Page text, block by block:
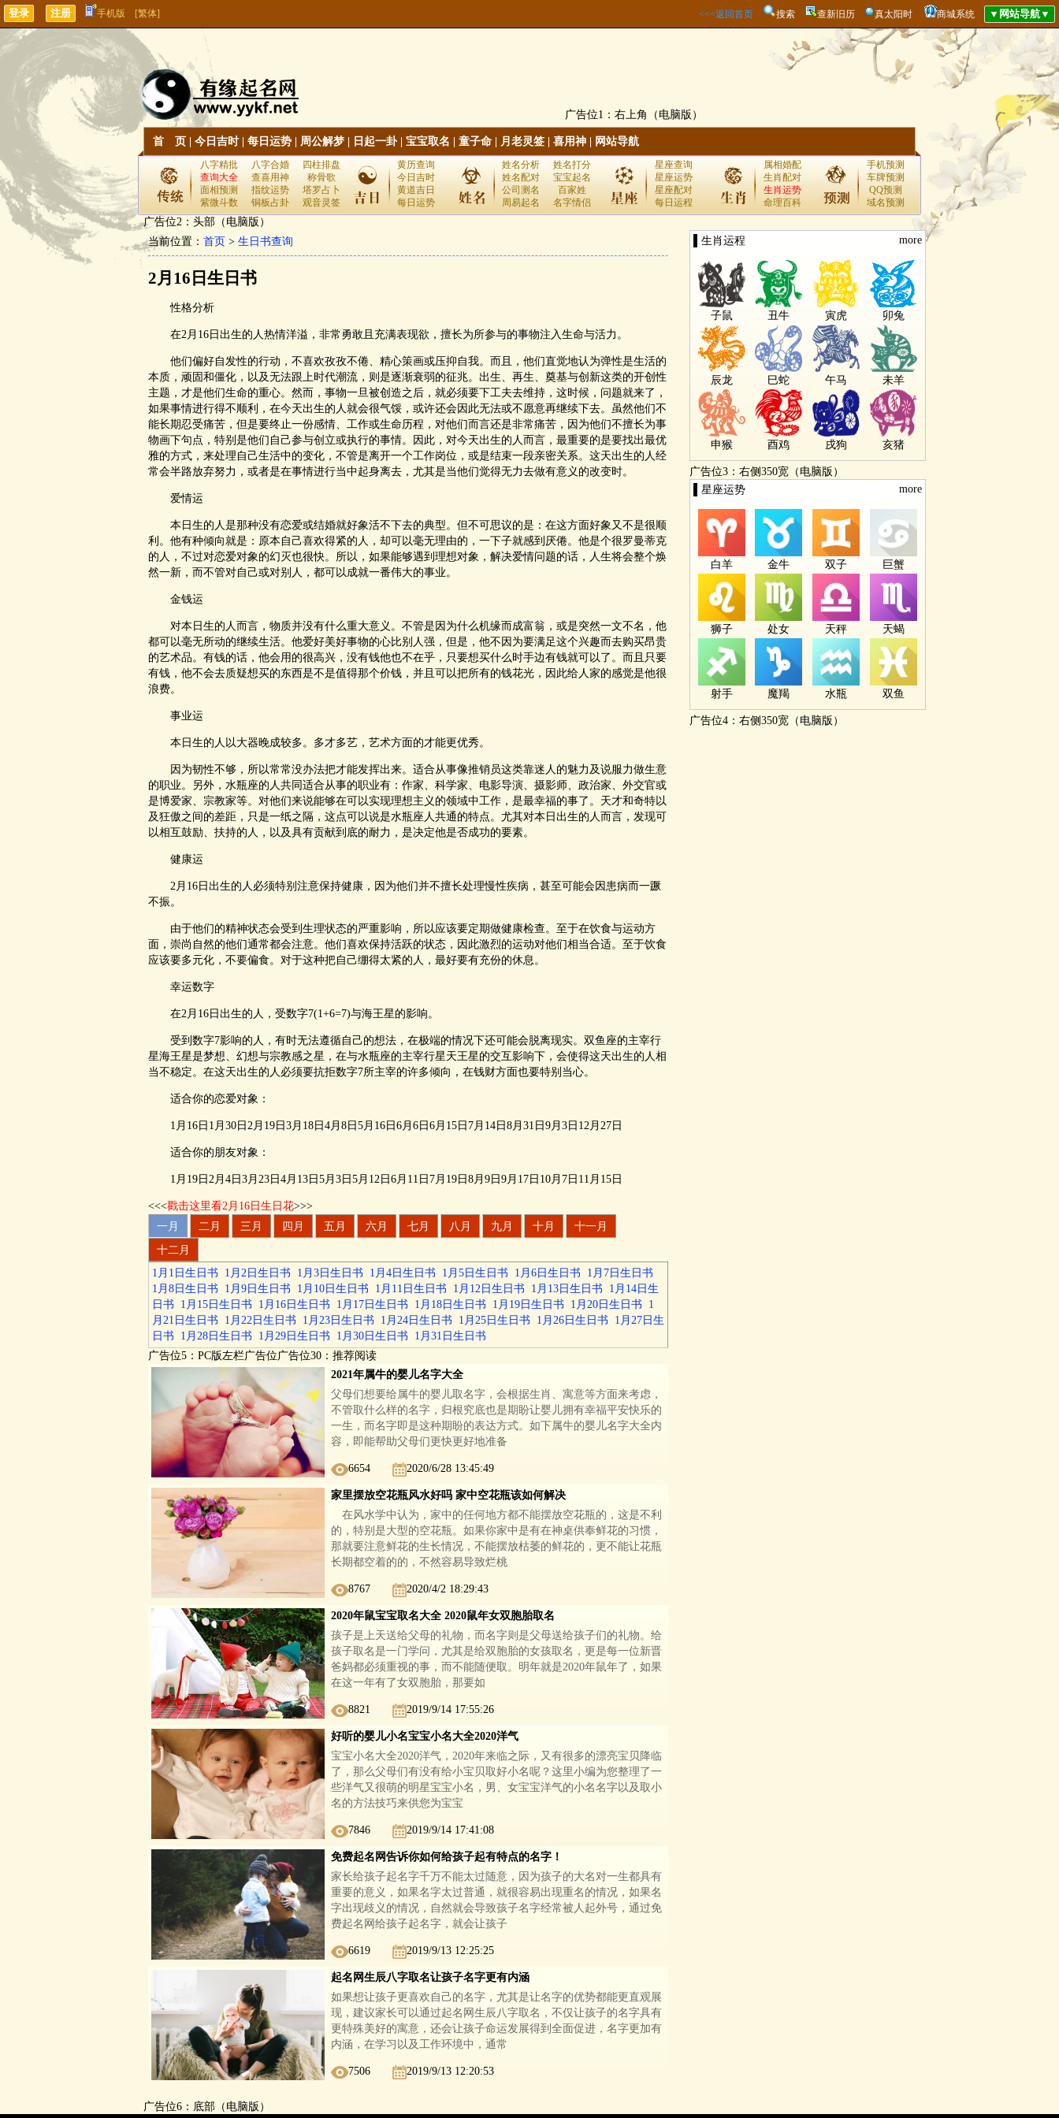
手机版 [繁体] <<<返回首页 搜索 查新旧历 真太阳时 商城系统
广告位1：右上角（电脑版）
首 页 今日吉时| 每日运势 周公解梦 日起一卦| 宝宝取名 童子命 月老灵签 喜用神 网站导航
八字精批 八字合婚
四柱排盘
查询大全
查喜用神
称骨歌
面相预测
指纹运势
塔罗占卜
紫微斗数
铜板占卦 观音灵签
黄历查询
今日吉时
黄道吉日
每日运势
姓名分析
姓名打分
姓名配对
宝宝起名
公司测名
百家姓
周易起名
名字情侣
星座查询
星座运势
星座配对
每日运程
属相婚配
生肖配对
生肖运势
命理百科
手机预测
车牌预测
QQ预测
域名预测
广告位2：头部（电脑版）
当前位置： 首页 > 生日书查询
2月16日生日书
性格分析
在2月16日出生的人热情洋溢，非常勇敢且充满表现欲，擅长为所参与的事物注入生命与活力。
他们偏好自发性的行动，不喜欢孜孜不倦、精心策画或压抑自我。而且，他们直觉地认为弹性是生活的
本质，顽固和僵化，以及无法跟上时代潮流，则是逐渐衰弱的征兆。出生、再生、奠基与创新这类的开创性
主题，才是他们生命的重心。然而，事物一旦被创造之后，就必须要下工夫去维持，这时候，问题就来了，
如果事情进行得不顺利，在今天出生的人就会很气馁，或许还会因此无法或不愿意再继续下去。虽然他们不
能长期忍受痛苦，但是要终止一份感情、工作或生命历程，对他们而言还是非常痛苦，因为他们不擅长为事
物画下句点，特别是他们自己参与创立或执行的事情。因此，对今天出生的人而言，最重要的是要找出最优
雅的方式，来处理自己生活中的变化，不管是离开一个工作岗位，或是结束一段亲密关系。这天出生的人经
常会半路放弃努力，或者是在事情进行当中起身离去，尤其是当他们觉得无力去做有意义的改变时。
爱情运
本日生的人是那种没有恋爱或结婚就好象活不下去的典型。但不可思议的是：在这方面好象又不是很顺
利。他有种倾向就是：原本自己喜欢得紧的人，却可以毫无理由的，一下子就感到厌倦。他是个很罗曼蒂克
的人，不过对恋爱对象的幻灭也很快。所以，如果能够遇到理想对象，解决爱情问题的话，人生将会整个焕
然一新，而不管对自己或对别人，都可以成就一番伟大的事业。
金钱运
对本日生的人而言，物质并没有什么重大意义。不管是因为什么机缘而成富翁，或是突然一文不名，他
都可以毫无所动的继续生活。他爱好美好事物的心比别人强，但是，他不因为要满足这个兴趣而去购买昂贵
的艺术品。有钱的话，他会用的很高兴，没有钱他也不在乎，只要想买什么时手边有钱就可以了。而且只要
有钱，他不会去质疑想买的东西是不是值得那个价钱，并且可以把所有的钱花光，因此给人家的感觉是他很
浪费。
事业运
本日生的人以大器晚成较多。多才多艺，艺术方面的才能更优秀。
因为韧性不够，所以常常没办法把才能发挥出来。适合从事像推销员这类靠迷人的魅力及说服力做生意
的职业。另外，水瓶座的人共同适合从事的职业有：作家、科学家、电影导演、摄影师、政治家、外交官或
是博爱家、宗教家等。对他们来说能够在可以实现理想主义的领域中工作，是最幸福的事了。天才和奇特以
及狂傲之间的差距，只是一纸之隔，这点可以说是水瓶座人共通的特点。尤其对本日出生的人而言，发现可
以相互鼓励、扶持的人，以及具有贡献到底的耐力，是决定他是否成功的要素。
健康运
2月16日出生的人必须特别注意保持健康，因为他们并不擅长处理慢性疾病，甚至可能会因患病而一蹶
不振。
由于他们的精神状态会受到生理状态的严重影响，所以应该要定期做健康检查。至于在饮食与运动方
面，崇尚自然的他们通常都会注意。他们喜欢保持活跃的状态，因此激烈的运动对他们相当合适。至于饮食
应该要多元化，不要偏食。对于这种把自己绷得太紧的人，最好要有充份的休息。
幸运数字
在2月16日出生的人，受数字7(1+6=7)与海王星的影响。
受到数字7影响的人，有时无法遵循自己的想法，在极端的情况下还可能会脱离现实。双鱼座的主宰行
星海王星是梦想、幻想与宗教感之星，在与水瓶座的主宰行星天王星的交互影响下，会使得这天出生的人相
当不稳定。在这天出生的人必须要抗拒数字7所主宰的许多倾向，在钱财方面也要特别当心。
适合你的恋爱对象：
1月16日1月30日2月19日3月18日4月8日5月16日6月6日6月15日7月14日8月31日9月3日12月27日
适合你的朋友对象：
1月19日2月4日3月23日4月13日5月3日5月12日6月11日7月19日8月9日9月17日10月7日11月15日
<<<戳击这里看2月16日生日花>>>
一月 二月 三月 四月 五月 六月 七月 八月 九月 十月
十一月
十二月
1月1日生日书 1月2日生日书 1月3日生日书 1月4日生日书 1月5日生日书 1月6日生日书
1月7日生日书
1月8日生日书
1月9日生日书 1月10日生日书 1月11日生日书 1月12日生日书 1月13日生日书
1月14日生
日书
1月15日生日书 1月16日生日书 1月17日生日书 1月18日生日书 1月19日生日书 1月20日生日书
1
月21日生日书
1月22日生日书 1月23日生日书 1月24日生日书 1月25日生日书 1月26日生日书
1月27日生
日书
1月28日生日书 1月29日生日书 1月30日生日书
1月31日生日书
广告位5：PC版左栏广告位广告位30：推荐阅读
2021年属牛的婴儿名字大全
父母们想要给属牛的婴儿取名字，会根据生肖、寓意等方面来考虑，
不管取什么样的名字，归根究底也是期盼让婴儿拥有幸福平安快乐的
一生，而名字即是这种期盼的表达方式。如下属牛的婴儿名字大全内
容，即能帮助父母们更快更好地准备
6654 2020/6/28 13:45:49
家里摆放空花瓶风水好吗 家中空花瓶该如何解决
在风水学中认为，家中的任何地方都不能摆放空花瓶的，这是不利
的，特别是大型的空花瓶。如果你家中是有在神桌供奉鲜花的习惯，
那就要注意鲜花的生长情况，不能摆放枯萎的鲜花的，更不能让花瓶
长期都空着的的，不然容易导致烂桃
8767 2020/4/2 18:29:43
2020年鼠宝宝取名大全 2020鼠年女双胞胎取名
孩子是上天送给父母的礼物，而名字则是父母送给孩子们的礼物。给
孩子取名是一门学问，尤其是给双胞胎的女孩取名，更是每一位新晋
爸妈都必须重视的事，而不能随便取。明年就是2020年鼠年了，如果
在这一年有了女双胞胎，那要如
8821 2019/9/14 17:55:26
好听的婴儿小名宝宝小名大全2020洋气
宝宝小名大全2020洋气，2020年来临之际，又有很多的漂亮宝贝降临
了，那么父母们有没有给小宝贝取好小名呢？这里小编为您整理了一
些洋气又很萌的明星宝宝小名，男、女宝宝洋气的小名名字以及取小
名的方法技巧来供您为宝宝
7846 2019/9/14 17:41:08
免费起名网告诉你如何给孩子起有特点的名字！
家长给孩子起名字千万不能太过随意，因为孩子的大名对一生都具有
重要的意义，如果名字太过普通，就很容易出现重名的情况，如果名
字出现歧义的情况，自然就会导致孩子名字经常被人起外号，通过免
费起名网给孩子起名字，就会让孩子
6619 2019/9/13 12:25:25
起名网生辰八字取名让孩子名字更有内涵
如果想让孩子更喜欢自己的名字，尤其是让名字的优势都能更直观展
现，建议家长可以通过起名网生辰八字取名，不仅让孩子的名字具有
更特殊美好的寓意，还会让孩子命运发展得到全面促进，名字更加有
内涵，在学习以及工作环境中，通常
7506 2019/9/13 12:20:53
▌生肖运程 more
子鼠 丑牛 寅虎 卯兔
辰龙 巳蛇 午马 未羊
申猴 酉鸡 戌狗 亥猪
广告位3：右侧350宽（电脑版）
▌星座运势
more
白羊 金牛 双子 巨蟹
狮子 处女 天秤 天蝎
射手 魔羯 水瓶 双鱼
广告位4：右侧350宽（电脑版）
广告位6：底部（电脑版）